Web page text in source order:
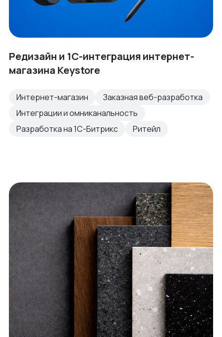
Редизайн и 1С-интеграция интернет-
магазина Keystore
Интернет-магазин
Заказная веб-разработка
Интеграции и омниканальность
Разработка на 1С-Битрикс
Ритейл